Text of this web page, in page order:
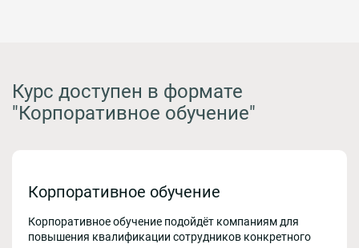
Курс доступен в формате
"Корпоративное обучение"
Корпоративное обучение
Корпоративное обучение подойдёт компаниям для
повышения квалификации сотрудников конкретного